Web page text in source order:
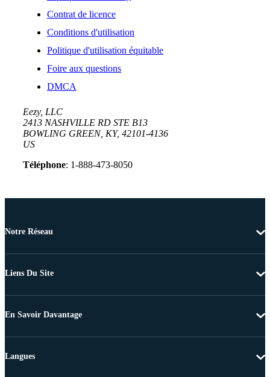
Contrat de licence
Conditions d'utilisation
Politique d'utilisation équitable
Foire aux questions
DMCA
Eezy, LLC
2413 NASHVILLE RD STE B13
BOWLING GREEN, KY, 42101-4136
US
Téléphone: 1-888-473-8050
Notre Réseau
Liens Du Site
En Savoir Davantage
Langues